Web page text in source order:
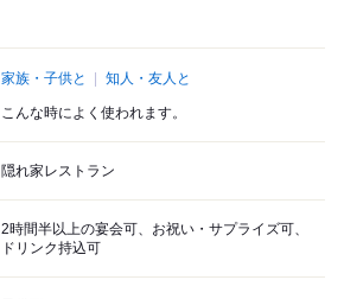
家族・子供と 知人・友人と
こんな時によく使われます。
隠れ家レストラン
2時間半以上の宴会可、お祝い・サプライズ可、
ドリンク持込可